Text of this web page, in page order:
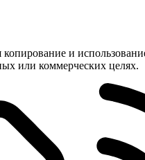
копирование и
или коммерческих целях.